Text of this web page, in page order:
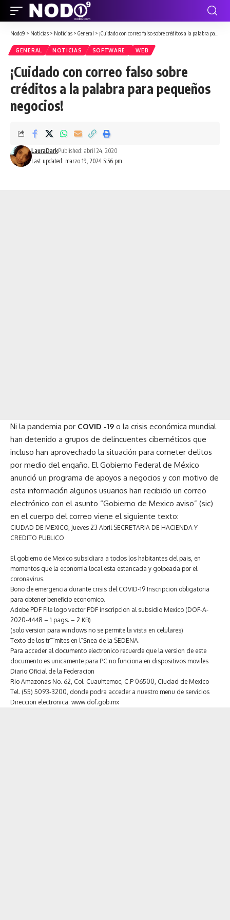
Nodo9 > Noticias > Noticias > General > ¡Cuidado con correo falso sobre créditos a la palabra para pequeños negocios!
GENERAL NOTICIAS SOFTWARE WEB
¡Cuidado con correo falso sobre
créditos a la palabra para pequeños
negocios!
Last updated: marzo 19, 2024 5:56 pm
LauraDarkPublished: abril 24, 2020
Ni la pandemia por COVID -19 o la crisis económica mundial
han detenido a grupos de delincuentes cibernéticos que
incluso han aprovechado la situación para cometer delitos
por medio del engaño. El Gobierno Federal de México
anunció un programa de apoyos a negocios y con motivo de
esta información algunos usuarios han recibido un correo
electrónico con el asunto “Gobierno de Mexico aviso” (sic)
en el cuerpo del correo viene el siguiente texto:
CIUDAD DE MEXICO, Jueves 23 Abril SECRETARIA DE HACIENDA Y
CREDITO PUBLICO
El gobierno de Mexico subsidiara a todos los habitantes del pais, en
momentos que la economia local esta estancada y golpeada por el
coronavirus.
Bono de emergencia durante crisis del COVID-19 Inscripcion obligatoria
para obtener beneficio economico.
Adobe PDF File logo vector PDF inscripcion al subsidio Mexico (DOF-A-
2020-4448 – 1 pags. – 2 KB)
(solo version para windows no se permite la vista en celulares)
Texto de los tr¨˘mites en l¨Şnea de la SEDENA.
Para acceder al documento electronico recuerde que la version de este
documento es unicamente para PC no funciona en dispositivos moviles
Diario Oficial de la Federacion
Rio Amazonas No. 62, Col. Cuauhtemoc, C.P 06500, Ciudad de Mexico
Tel. (55) 5093-3200, donde podra acceder a nuestro menu de servicios
Direccion electronica: www.dof.gob.mx